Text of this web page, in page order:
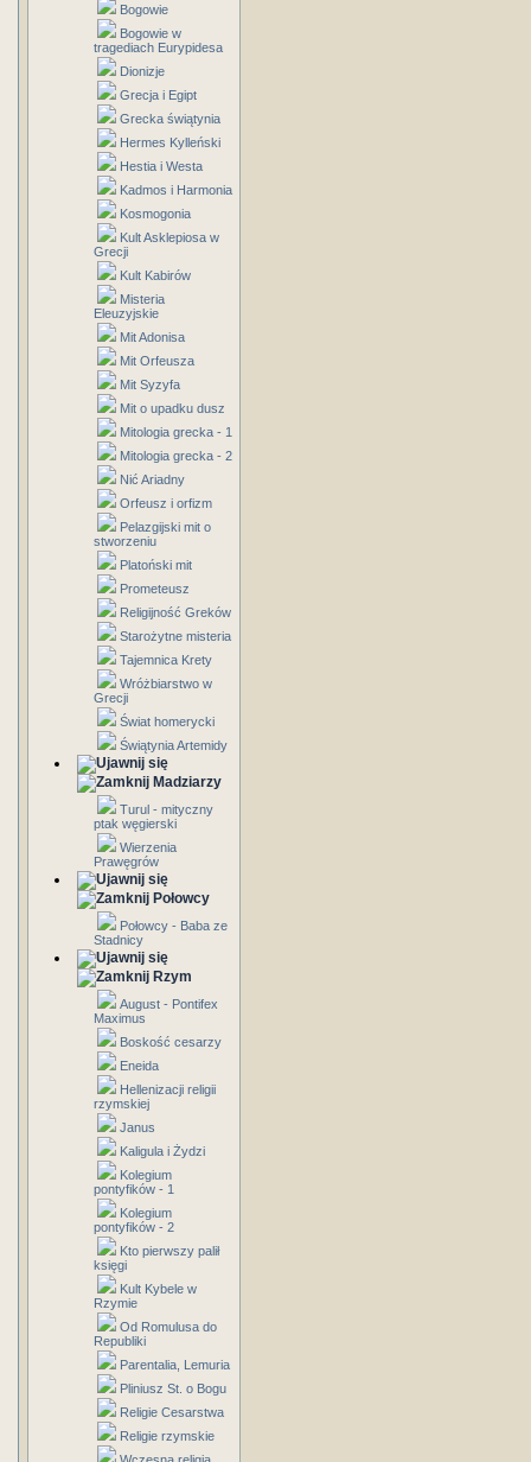
Bogowie
Bogowie w
tragediach Eurypidesa
Dionizje
Grecja i Egipt
Grecka świątynia
Hermes Kylleński
Hestia i Westa
Kadmos i Harmonia
Kosmogonia
Kult Asklepiosa w
Grecji
Kult Kabirów
Misteria
Eleuzyjskie
Mit Adonisa
Mit Orfeusza
Mit Syzyfa
Mit o upadku dusz
Mitologia grecka - 1
Mitologia grecka - 2
Nić Ariadny
Orfeusz i orfizm
Pelazgijski mit o
stworzeniu
Platoński mit
Prometeusz
Religijność Greków
Starożytne misteria
Tajemnica Krety
Wróżbiarstwo w
Grecji
Świat homerycki
Świątynia Artemidy
Madziarzy
Turul - mityczny
ptak węgierski
Wierzenia
Prawęgrów
Połowcy
Połowcy - Baba ze
Stadnicy
Rzym
August - Pontifex
Maximus
Boskość cesarzy
Eneida
Hellenizacji religii
rzymskiej
Janus
Kaligula i Żydzi
Kolegium
pontyfików - 1
Kolegium
pontyfików - 2
Kto pierwszy palił
księgi
Kult Kybele w
Rzymie
Od Romulusa do
Republiki
Parentalia, Lemuria
Pliniusz St. o Bogu
Religie Cesarstwa
Religie rzymskie